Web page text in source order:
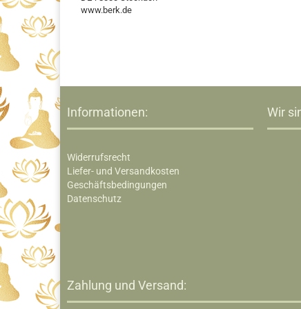
www.berk.de
Informationen:
Widerrufsrecht
Liefer- und Versandkosten
Geschäftsbedingungen
Datenschutz
Wir
Zahlung und Versand: